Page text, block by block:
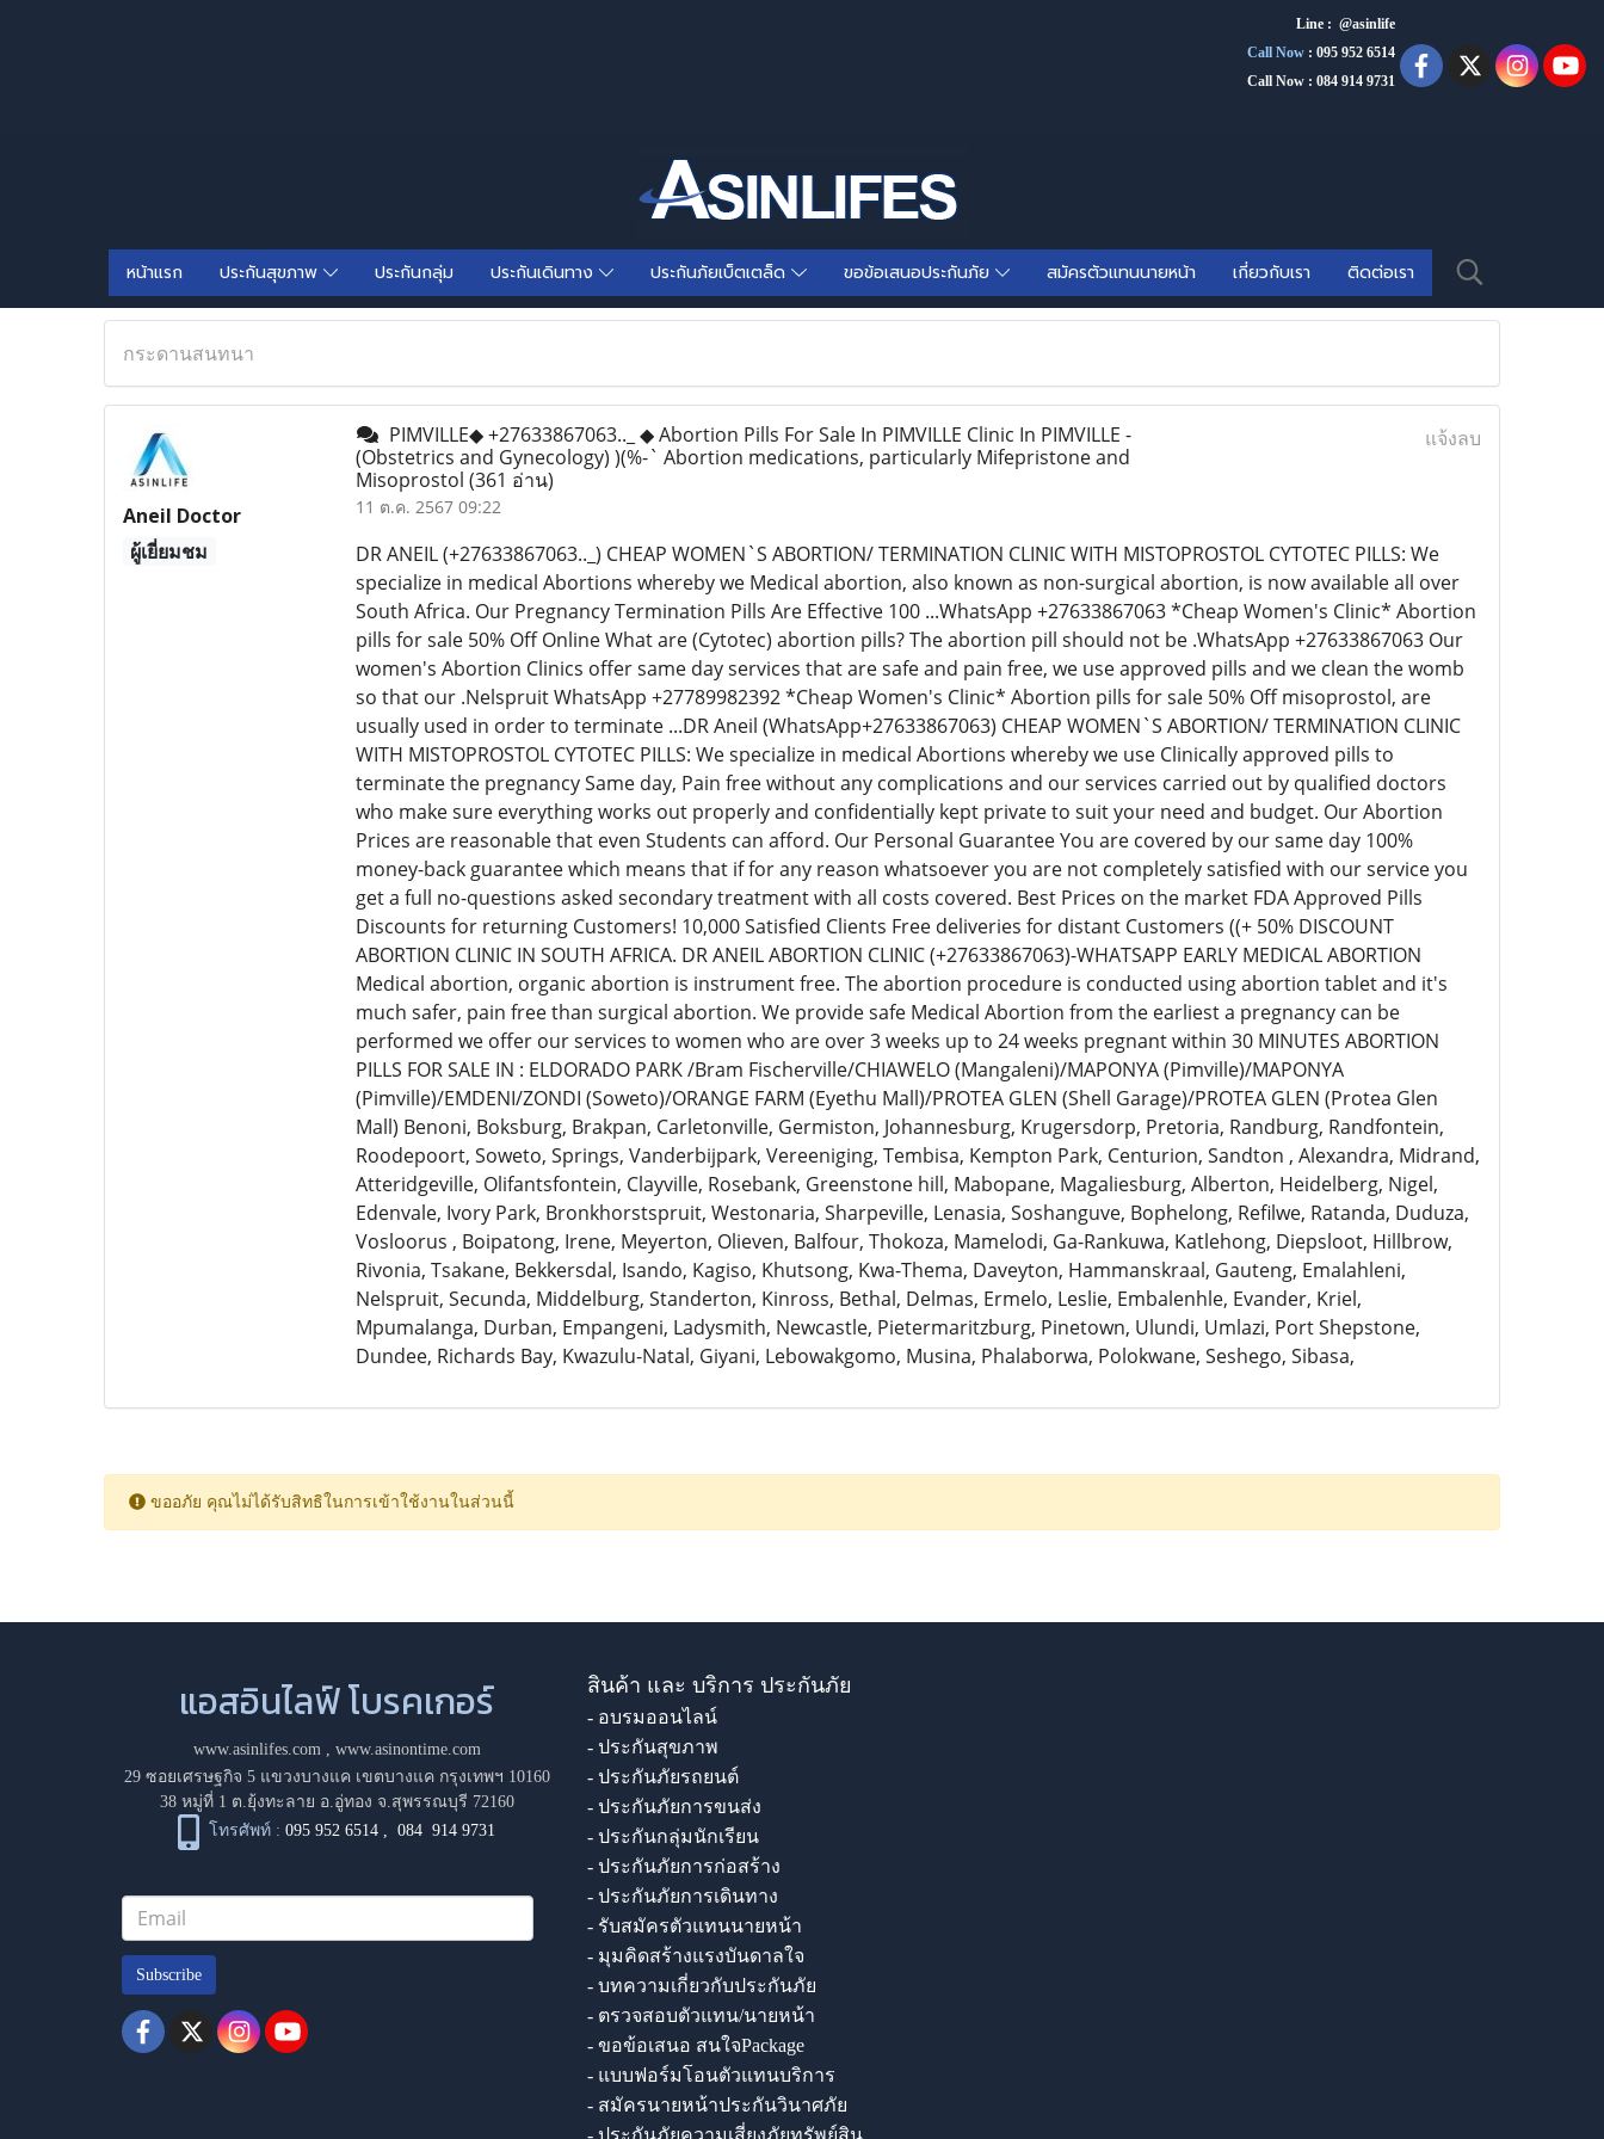
Line : @asinlife
Call Now : 095 952 6514
Call Now : 084 914 9731
หน้าแรก ประกันสุขภาพ ประกันกลุ่ม ประกันเดินทาง ประกันภัยเบ็ตเตล็ด ขอข้อเสนอประกันภัย สมัครตัวแทนนายหน้า เกี่ยวกับเรา ติดต่อเรา
กระดานสนทนา
Aneil Doctor
ผู้เยี่ยมชม
PIMVILLE◆ +27633867063.._ ◆ Abortion Pills For Sale In PIMVILLE Clinic In PIMVILLE -
(Obstetrics and Gynecology) )(%-` Abortion medications, particularly Mifepristone and
Misoprostol (361 อ่าน)
11 ต.ค. 2567 09:22
แจ้งลบ
DR ANEIL (+27633867063.._) CHEAP WOMEN`S ABORTION/ TERMINATION CLINIC WITH MISTOPROSTOL CYTOTEC PILLS: We
specialize in medical Abortions whereby we Medical abortion, also known as non-surgical abortion, is now available all over
South Africa. Our Pregnancy Termination Pills Are Effective 100 ...WhatsApp +27633867063 *Cheap Women's Clinic* Abortion
pills for sale 50% Off Online What are (Cytotec) abortion pills? The abortion pill should not be .WhatsApp +27633867063 Our
women's Abortion Clinics offer same day services that are safe and pain free, we use approved pills and we clean the womb
so that our .Nelspruit WhatsApp +27789982392 *Cheap Women's Clinic* Abortion pills for sale 50% Off misoprostol, are
usually used in order to terminate ...DR Aneil (WhatsApp+27633867063) CHEAP WOMEN`S ABORTION/ TERMINATION CLINIC
WITH MISTOPROSTOL CYTOTEC PILLS: We specialize in medical Abortions whereby we use Clinically approved pills to
terminate the pregnancy Same day, Pain free without any complications and our services carried out by qualified doctors
who make sure everything works out properly and confidentially kept private to suit your need and budget. Our Abortion
Prices are reasonable that even Students can afford. Our Personal Guarantee You are covered by our same day 100%
money-back guarantee which means that if for any reason whatsoever you are not completely satisfied with our service you
get a full no-questions asked secondary treatment with all costs covered. Best Prices on the market FDA Approved Pills
Discounts for returning Customers! 10,000 Satisfied Clients Free deliveries for distant Customers ((+ 50% DISCOUNT
ABORTION CLINIC IN SOUTH AFRICA. DR ANEIL ABORTION CLINIC (+27633867063)-WHATSAPP EARLY MEDICAL ABORTION
Medical abortion, organic abortion is instrument free. The abortion procedure is conducted using abortion tablet and it's
much safer, pain free than surgical abortion. We provide safe Medical Abortion from the earliest a pregnancy can be
performed we offer our services to women who are over 3 weeks up to 24 weeks pregnant within 30 MINUTES ABORTION
PILLS FOR SALE IN : ELDORADO PARK /Bram Fischerville/CHIAWELO (Mangaleni)/MAPONYA (Pimville)/MAPONYA
(Pimville)/EMDENI/ZONDI (Soweto)/ORANGE FARM (Eyethu Mall)/PROTEA GLEN (Shell Garage)/PROTEA GLEN (Protea Glen
Mall) Benoni, Boksburg, Brakpan, Carletonville, Germiston, Johannesburg, Krugersdorp, Pretoria, Randburg, Randfontein,
Roodepoort, Soweto, Springs, Vanderbijpark, Vereeniging, Tembisa, Kempton Park, Centurion, Sandton , Alexandra, Midrand,
Atteridgeville, Olifantsfontein, Clayville, Rosebank, Greenstone hill, Mabopane, Magaliesburg, Alberton, Heidelberg, Nigel,
Edenvale, Ivory Park, Bronkhorstspruit, Westonaria, Sharpeville, Lenasia, Soshanguve, Bophelong, Refilwe, Ratanda, Duduza,
Vosloorus , Boipatong, Irene, Meyerton, Olieven, Balfour, Thokoza, Mamelodi, Ga-Rankuwa, Katlehong, Diepsloot, Hillbrow,
Rivonia, Tsakane, Bekkersdal, Isando, Kagiso, Khutsong, Kwa-Thema, Daveyton, Hammanskraal, Gauteng, Emalahleni,
Nelspruit, Secunda, Middelburg, Standerton, Kinross, Bethal, Delmas, Ermelo, Leslie, Embalenhle, Evander, Kriel,
Mpumalanga, Durban, Empangeni, Ladysmith, Newcastle, Pietermaritzburg, Pinetown, Ulundi, Umlazi, Port Shepstone,
Dundee, Richards Bay, Kwazulu-Natal, Giyani, Lebowakgomo, Musina, Phalaborwa, Polokwane, Seshego, Sibasa,
ขออภัย คุณไม่ได้รับสิทธิในการเข้าใช้งานในส่วนนี้
แอสอินไลฟ์ โบรคเกอร์
www.asinlifes.com, www.asinontime.com
29 ซอยเศรษฐกิจ 5 แขวงบางแค เขตบางแค กรุงเทพฯ 10160
38 หมู่ที่ 1 ต.ยุ้งทะลาย อ.อู่ทอง จ.สุพรรณบุรี 72160
โทรศัพท์ : 095 952 6514 ,084 914 9731
Subscribe
สินค้า และ บริการ ประกันภัย
- อบรมออนไลน์
- ประกันสุขภาพ
- ประกันภัยรถยนต์
- ประกันภัยการขนส่ง
- ประกันกลุ่มนักเรียน
- ประกันภัยการก่อสร้าง
- ประกันภัยการเดินทาง
- รับสมัครตัวแทนนายหน้า
- มุมคิดสร้างแรงบันดาลใจ
- บทความเกี่ยวกับประกันภัย
- ตรวจสอบตัวแทน/นายหน้า
- ขอข้อเสนอ สนใจPackage
- แบบฟอร์มโอนตัวแทนบริการ
- สมัครนายหน้าประกันวินาศภัย
- ประกันภัยความเสี่ยงภัยทรัพย์สิน